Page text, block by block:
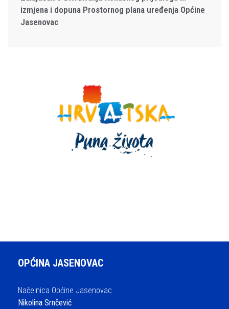
izmjena i dopuna Prostornog plana uređenja Općine
Jasenovac
OPĆINA JASENOVAC
Načelnica Općine Jasenovac
Nikolina Srnčević